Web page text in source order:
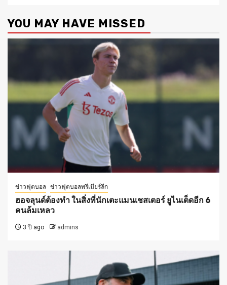
YOU MAY HAVE MISSED
ข่าวฟุตบอล ข่าวฟุตบอลพรีเมียร์ลีก
ฮอจลุนด์ต้องทำ ในสิ่งที่นักเตะแมนเชสเตอร์ ยูไนเต็ดอีก 6
คนล้มเหลว
3 ปี ago admins